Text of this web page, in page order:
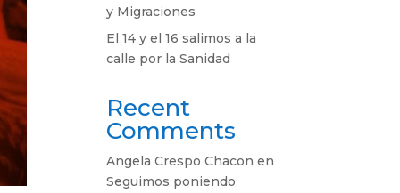
y Migraciones
El 14 y el 16 salimos a la
calle por la Sanidad
Recent
Comments
Angela Crespo Chacon en
Seguimos poniendo